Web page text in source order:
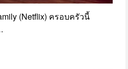
(Netflix) ครอบครัวนี้